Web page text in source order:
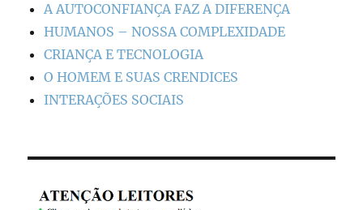
A AUTOCONFIANÇA FAZ A DIFERENÇA
HUMANOS – NOSSA COMPLEXIDADE
CRIANÇA E TECNOLOGIA
O HOMEM E SUAS CRENDICES
INTERAÇÕES SOCIAIS